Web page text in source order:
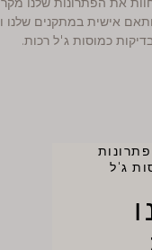
אישית במתקנים שלנו
כמוסות ג'ל רכות.
ג'ל